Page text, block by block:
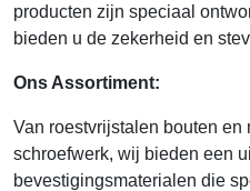
producten zijn speciaal
bieden u de zekerheid en
Ons Assortiment:
Van roestvrijstalen bouten en
schroefwerk, wij bieden een
bevestigingsmaterialen die